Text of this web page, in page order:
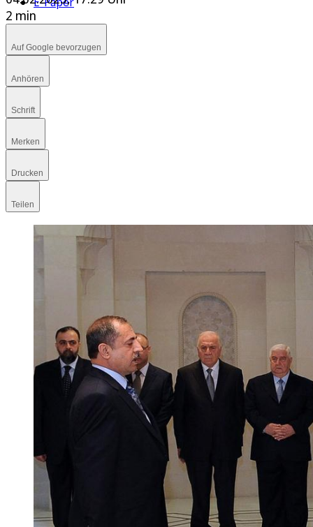
2 min
Auf Google bevorzugen
Anhören
Schrift
Merken
Drucken
Teilen